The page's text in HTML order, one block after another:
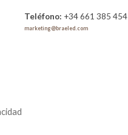
Teléfono: +34 661 385 454
marketing@braeled.com